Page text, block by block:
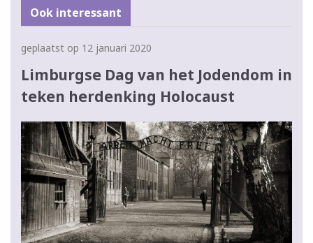
Ook interessant
geplaatst op 12 januari 2020
Limburgse Dag van het Jodendom in
teken herdenking Holocaust